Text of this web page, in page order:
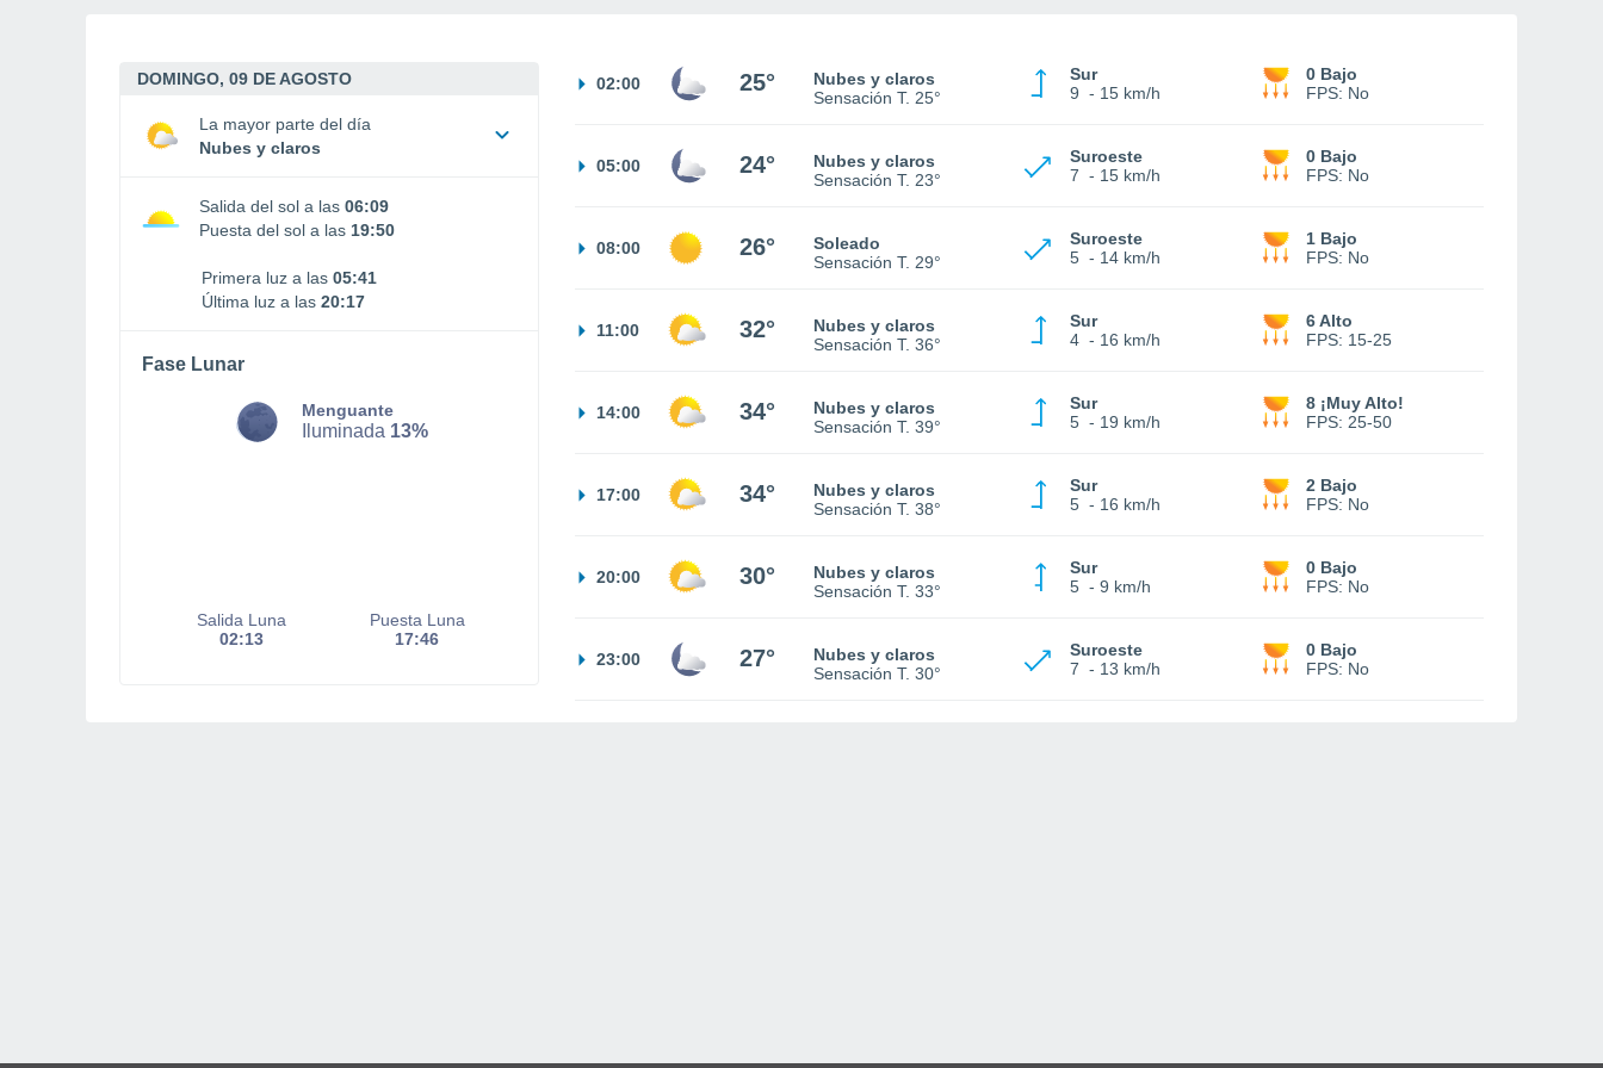
DOMINGO, 09 DE AGOSTO
La mayor parte del día
Nubes y claros
Salida del sol a las 06:09
Puesta del sol a las 19:50
Primera luz a las 05:41
Última luz a las 20:17
Fase Lunar
Menguante
Iluminada 13%
Salida Luna
02:13
Puesta Luna
17:46
02:00 25°
Nubes y claros
Sensación T. 25°
Sur
9 - 15 km/h
0 Bajo
FPS: No
05:00 24°
Nubes y claros
Sensación T. 23°
Suroeste
7 - 15 km/h
0 Bajo
FPS: No
08:00 26°
Soleado
Sensación T. 29°
Suroeste
5 - 14 km/h
1 Bajo
FPS: No
11:00 32°
Nubes y claros
Sensación T. 36°
Sur
4 - 16 km/h
6 Alto
FPS: 15-25
14:00 34°
Nubes y claros
Sensación T. 39°
Sur
5 - 19 km/h
8 ¡Muy Alto!
FPS: 25-50
17:00 34°
Nubes y claros
Sensación T. 38°
Sur
5 - 16 km/h
2 Bajo
FPS: No
20:00 30°
Nubes y claros
Sensación T. 33°
Sur
5 - 9 km/h
0 Bajo
FPS: No
23:00 27°
Nubes y claros
Sensación T. 30°
Suroeste
7 - 13 km/h
0 Bajo
FPS: No